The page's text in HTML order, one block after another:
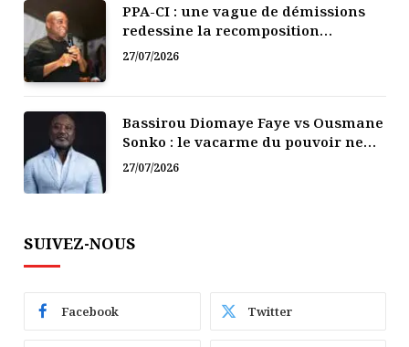
PPA-CI : une vague de démissions
redessine la recomposition
politique
27/07/2026
Bassirou Diomaye Faye vs Ousmane
Sonko : le vacarme du pouvoir ne
doit pas faire oublier les liens de la
Fraternité
27/07/2026
SUIVEZ-NOUS
Facebook Twitter